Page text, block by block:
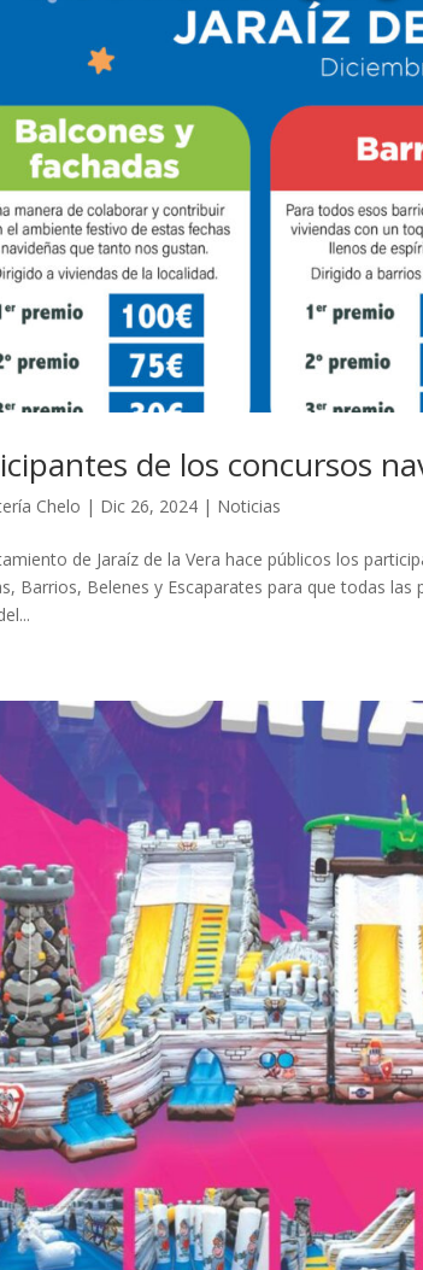
de los concursos
Chelo | Dic 26, 2024 | Noticias
de Jaraíz de la Vera hace públicos los
Barrios, Belenes y Escaparates para que todas